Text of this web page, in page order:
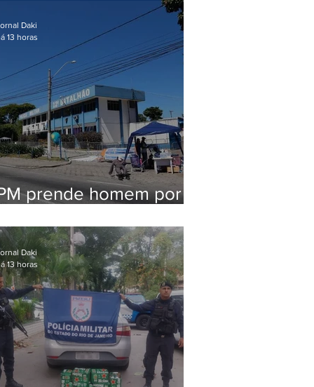
Maricá
prende homem por
Daki
13 horas
Daki
13 horas